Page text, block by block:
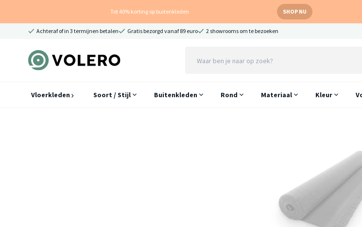
Tot 40% korting op buitenkleden SHOP NU
Achteraf of in 3 termijnen betalen Gratis bezorgd vanaf 89 euro 2 showrooms om te bezoeken
Vloerkleden Soort / Stijl Buitenkleden Rond Materiaal Kleur